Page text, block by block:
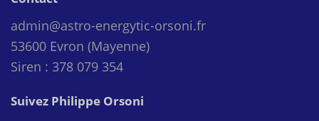
admin@astro-energytic-orsoni.fr
53600 Evron (Mayenne)
Siren : 378 079 354
Suivez Philippe Orsoni